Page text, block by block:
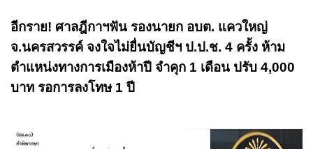
อีกราย! ศาลฎีกาฯฟัน รองนายก อบต. แควใหญ่
จ.นครสวรรค์ จงใจไม่ยื่นบัญชีฯ ป.ป.ช. 4 ครั้ง ห้าม
ตำแหน่งทางการเมืองห้าปี จำคุก 1 เดือน ปรับ 4,000
บาท รอการลงโทษ 1 ปี